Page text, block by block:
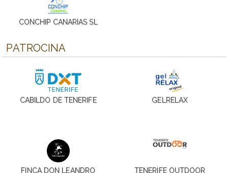
CONCHIP CANARIAS SL
PATROCINA
CABILDO DE TENERIFE GELRELAX
FINCA DON LEANDRO TENERIFE OUTDOOR